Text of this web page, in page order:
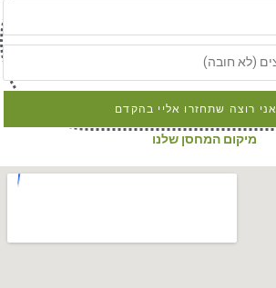
אני רוצה שתחזרו אליי בהקדם
מיקום המחסן שלנו